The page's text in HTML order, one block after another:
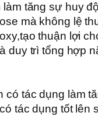
làm tăng sự huy
mà không lệ
thuận lợi
duy trì tổng hợp
có tác dụng làm
tác dụng tốt lên